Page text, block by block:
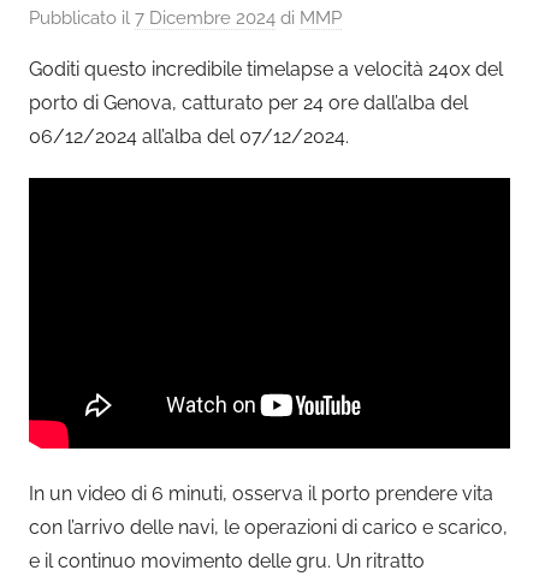
Pubblicato il 7 Dicembre 2024 di MMP
Goditi questo incredibile timelapse a velocità 240x del
porto di Genova, catturato per 24 ore dall’alba del
06/12/2024 all’alba del 07/12/2024.
In un video di 6 minuti, osserva il porto prendere vita
con l’arrivo delle navi, le operazioni di carico e scarico,
e il continuo movimento delle gru. Un ritratto